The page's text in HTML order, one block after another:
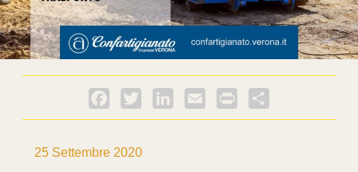
Facebook
Twitter LinkedInEmail PrintFriendly
25 Settembre 2020